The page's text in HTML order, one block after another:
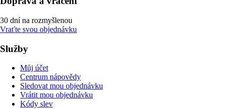
30 dní na rozmyšlenou
Vraťte svou objednávku
Služby
Můj účet
Centrum nápovědy
Sledovat mou objednávku
Vrátit mou objednávku
Kódy slev